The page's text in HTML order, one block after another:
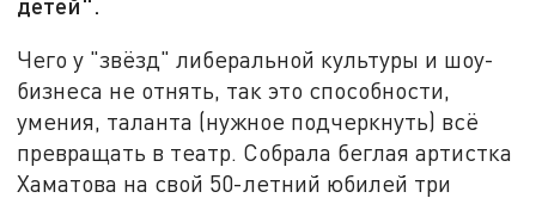
Чего у "звёзд" либеральной культуры и шоу-
бизнеса не отнять, так это способности,
умения, таланта (нужное подчеркнуть) всё
превращать в театр. Собрала беглая артистка
Хаматова на свой 50-летний юбилей три